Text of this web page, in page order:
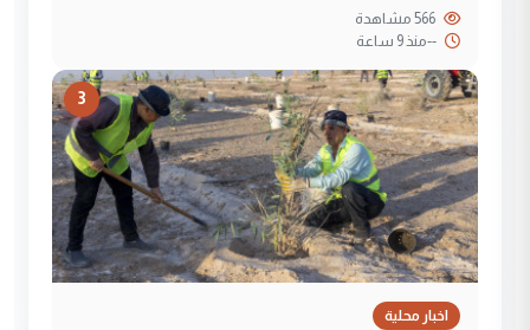
--منذ 9 ساعة
3
اخبار محلية